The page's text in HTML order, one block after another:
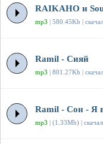
RAIKAHO и
mp3 | 580.45Kb |
Ramil - Сияй
mp3 | 801.27Kb |
Ramil - Сон - Я
mp3 | (1.33Mb) |